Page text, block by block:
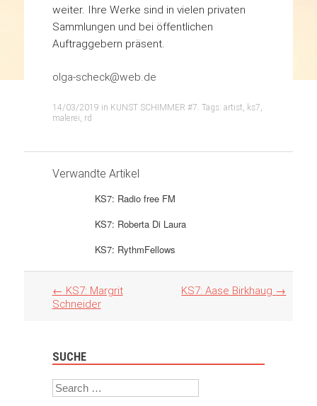
weiter. Ihre Werke sind in vielen privaten
Sammlungen und bei öffentlichen
Auftraggebern präsent.
olga-scheck@web.de
14/03/2019 in KUNST SCHIMMER #7 . Tags: artist ks7
malerei rd
Verwandte Artikel
KS7: Radio free FM
KS7: Roberta Di Laura
KS7: RythmFellows
Artikel
Navigation
← KS7: Margrit
Schneider
KS7: Aase Birkhaug →
SUCHE
Search